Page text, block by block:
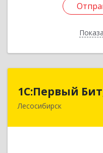
1С:Первый
Лесосибирск
662544,